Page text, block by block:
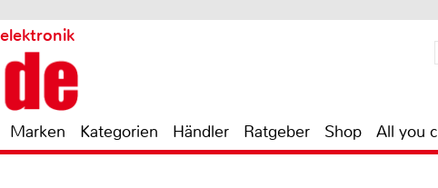
Marken Kategorien Händler Ratgeber Shop All you